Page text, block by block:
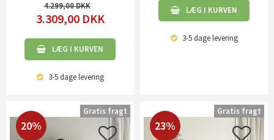
4.299,00
3.309,00 DKK
LÆG I KURVEN
3-5 dagelevering
LÆG I KURVEN
3-5 dagelevering
20%
Gratis fragt
23%
Gratis fragt